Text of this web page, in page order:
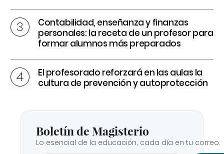
Contabilidad, enseñanza y finanzas
personales: la receta de un profesor para
formar alumnos más preparados
El profesorado reforzará en las aulas la
cultura de prevención y autoprotección
Boletín de Magisterio
Lo esencial de la educación, cada día en tu correo.